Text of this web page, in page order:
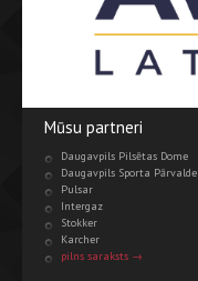
Mūsu partneri
Daugavpils Pilsētas Dome
Daugavpils Sporta Pārvalde
Pulsar
Intergaz
Stokker
Karcher
pilns saraksts →